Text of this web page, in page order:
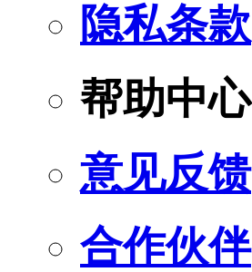
隐私条款
帮助中心
意见反馈
合作伙伴